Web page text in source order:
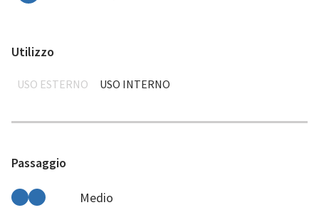
Utilizzo
USO ESTERNO USO INTERNO
Passaggio
Medio